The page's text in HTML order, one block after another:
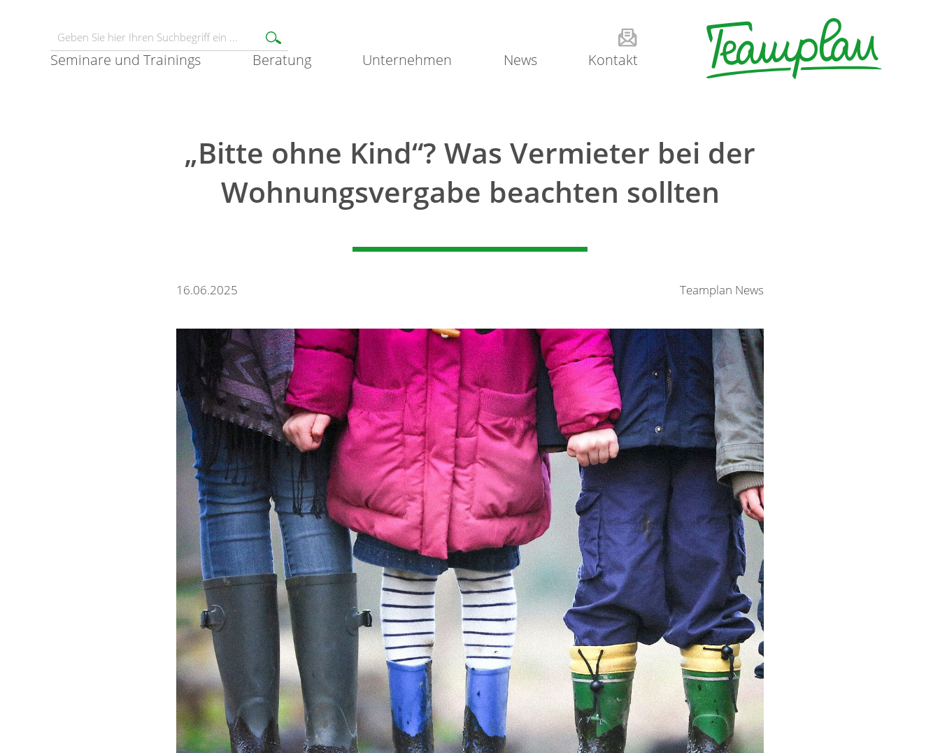
Seminare und Trainings Beratung Unternehmen News Kontakt
„Bitte ohne Kind“? Was Vermieter bei der
Wohnungsvergabe beachten sollten
16.06.2025 Teamplan News